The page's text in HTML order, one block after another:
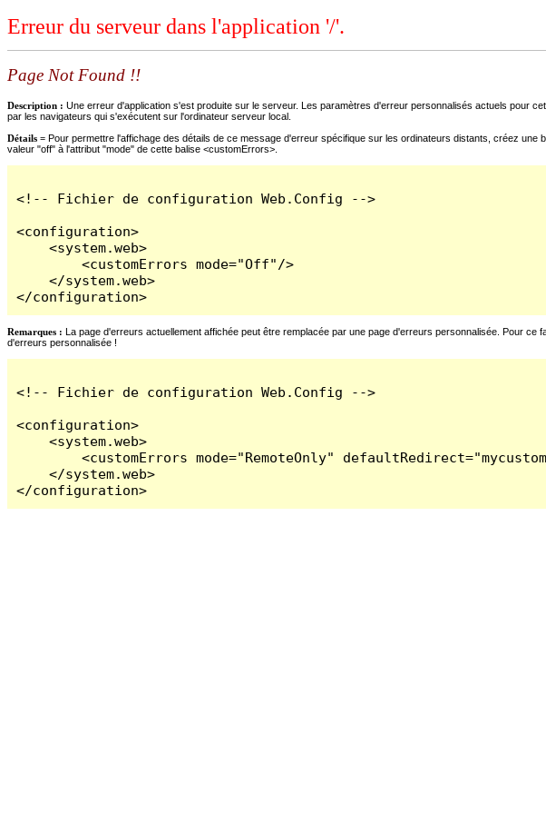
Erreur du serveur dans l'application '/'.
Page Not Found !!
Description : Une erreur d'application s'est produite sur le serveur. Les paramètres d'erreur personnalisés actuels pour
par les navigateurs qui s'exécutent sur l'ordinateur serveur local.
Détails = Pour permettre l'affichage des détails de ce message d'erreur spécifique sur les ordinateurs distants, créez
valeur "off" à l'attribut "mode" de cette balise <customErrors>.
<!-- Fichier de configuration Web.Config -->
<configuration>
    <system.web>
        <customErrors mode="Off"/>
    </system.web>
</configuration>
Remarques : La page d'erreurs actuellement affichée peut être remplacée par une page d'erreurs personnalisée. Pour
d'erreurs personnalisée !
<!-- Fichier de configuration Web.Config -->
<configuration>
    <system.web>
<customErrors mode="RemoteOnly"
    </system.web>
</configuration>